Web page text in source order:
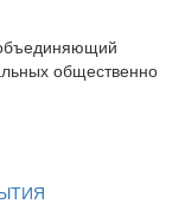
общественно